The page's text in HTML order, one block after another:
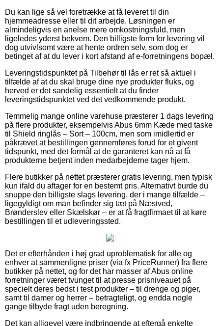
Du kan lige så vel foretrække at få leveret til din
hjemmeadresse eller til dit arbejde. Løsningen er
almindeligvis en anelse mere omkostningsfuld, men
ligeledes yderst bekvem. Den billigste form for levering vil
dog utvivlsomt være at hente ordren selv, som dog er
betinget af at du lever i kort afstand af e-forretningens bopæl.
Leveringstidspunktet på Tilbehør til lås er ret så aktuel i
tilfælde af at du skal bruge dine nye produkter fluks, og
herved er det sandelig essentielt at du finder
leveringstidspunktet ved det vedkommende produkt.
Temmelig mange online varehuse præsterer 1 dags levering
på flere produkter, eksempelvis Abus 6mm Kæde med taske
til Shield ringlås – Sort – 100cm, men som imidlertid er
påkrævet at bestillingen gennemføres forud for et givent
tidspunkt, med det formål at de garanteret kan nå at få
produkterne betjent inden medarbejderne tager hjem.
Flere butikker på nettet præsterer gratis levering, men typisk
kun ifald du aftager for en bestemt pris. Alternativt burde du
snuppe den billigste slags levering, der i mange tilfælde –
ligegyldigt om man befinder sig tæt på Næstved,
Brønderslev eller Skælskør – er at få fragtfirmaet til at køre
bestillingen til et udleveringssted.
Det er efterhånden i høj grad uproblematisk for alle og
enhver at sammenligne priser (via fx PriceRunner) fra flere
butikker på nettet, og for det har masser af Abus online
forretninger været tvunget til at presse prisniveauet på
specielt deres bedst i test produkter – til drenge og piger,
samt til damer og herrer – betragteligt, og endda nogle
gange tilbyde fragt uden beregning.
Det kan alligevel være indbringende at eftergå enkelte